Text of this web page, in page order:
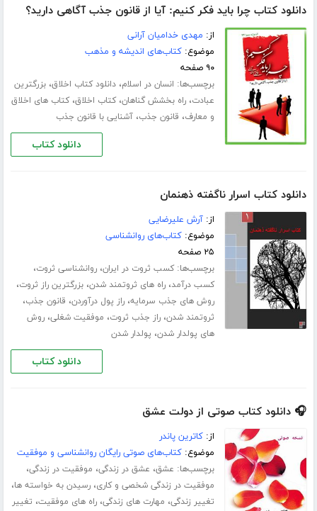
دانلود کتاب چرا باید فکر کنیم: آیا از قانون جذب آگاهی دارید؟
از: مهدی خدامیان آرانی
موضوع:کتاب‌های اندیشه و مذهب
۹۰ صفحه
برچسب‌ها: انسان در اسلام،دانلود کتاب اخلاق،بزرگترین
عبادت،راه بخشش گناهان،کتاب اخلاق،کتاب های اخلاق
و معارف، قانون جذب،آشنایی با قانون جذب
دانلود کتاب
دانلود کتاب اسرار ناگفته ذهنمان
از:آرش علیرضایی
موضوع:کتاب‌های روانشناسی
۲۵ صفحه
برچسب‌ها:کسب ثروت در ایران،روانشناسی ثروت،
کسب درآمد،راه های ثروتمند شدن،بزرگترین راز ثروت،
روش های جذب سرمایه،راز پول درآوردن، قانون جذب،
ثروتمند شدن،راز جذب ثروت، موفقیت شغلی،روش
های پولدار شدن، پولدار شدن
دانلود کتاب
🎧 دانلود کتاب صوتی از دولت عشق
از:کاترین پاندر
موضوع:کتاب‌های صوتی رایگان روانشناسی و موفقیت
برچسب‌ها: عشق، عشق در زندگی، موفقیت در زندگی،
موفقیت در زندگی شخصی و کاری،رسیدن به خواسته ها،
تغییر زندگی، مهارت های زندگی،راه های موفقیت، تغییر